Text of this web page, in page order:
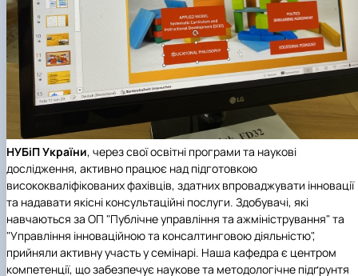
НУБіП України, через свої освітні програми та наукові
дослідження, активно працює над підготовкою
висококваліфікованих фахівців, здатних впроваджувати інновації
та надавати якісні консультаційні послуги. Здобувачі, які
навчаються за ОП "Публічне управління та ажміністрування" та
"Управління інноваційною та консалтинговою діяльністю",
прийняли активну участь у семінарі. Наша кафедра є центром
компетенції, що забезпечує наукове та методологічне підґрунтя